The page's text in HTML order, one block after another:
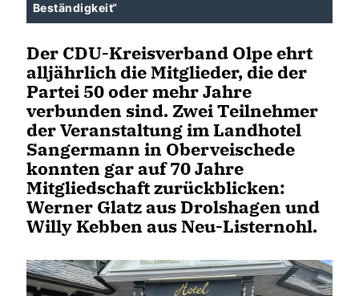
Beständigkeit“
Der CDU-Kreisverband Olpe ehrt
alljährlich die Mitglieder, die der
Partei 50 oder mehr Jahre
verbunden sind. Zwei Teilnehmer
der Veranstaltung im Landhotel
Sangermann in Oberveischede
konnten gar auf 70 Jahre
Mitgliedschaft zurückblicken:
Werner Glatz aus Drolshagen und
Willy Kebben aus Neu-Listernohl.